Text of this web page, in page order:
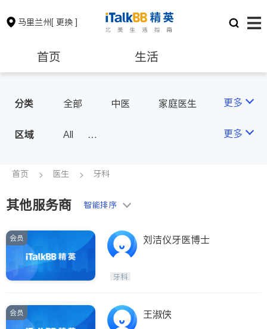
马里兰州[ 更换 ]
首页 生活
保险理财
银行贷款
建筑装修
非盈利组织
分类 全部 中医
家庭医生
妇科
骨科
更多
区域
All
D.C.)
更多
首页 医生 牙科
其他服务商 智能排序
会员 刘洁仪牙医博士
牙科
会员 王淑侠